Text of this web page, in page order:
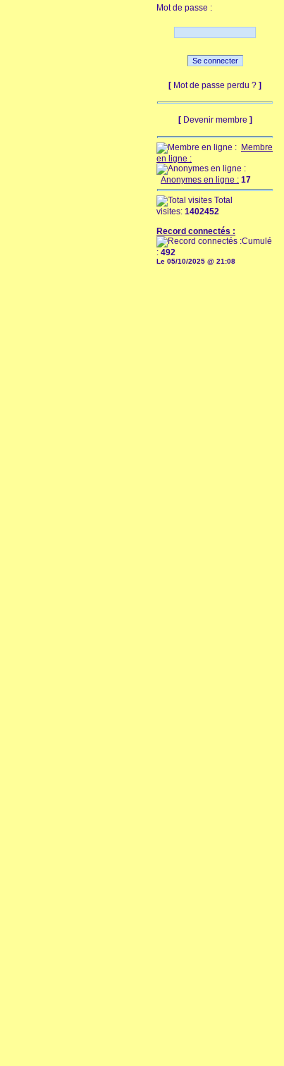
Mot de passe :
[ Mot de passe perdu ? ]
[ Devenir membre ]
Membre
en ligne :
Anonymes en ligne : 17
Total
visites: 1402452
Record connectés :
Cumulé
: 492
Le 05/10/2025 @ 21:08